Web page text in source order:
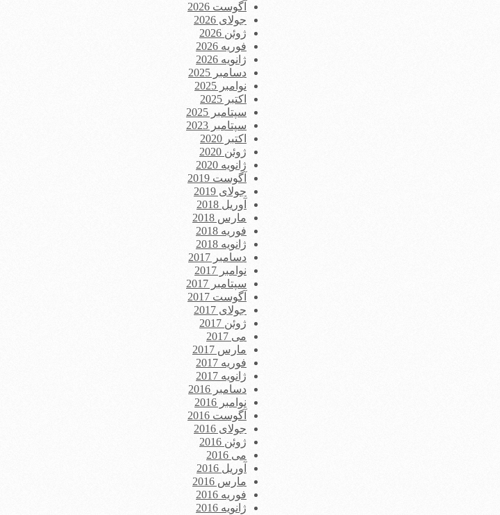
آگوست 2026
جولای 2026
ژوئن 2026
فوریه 2026
ژانویه 2026
دسامبر 2025
نوامبر 2025
اکتبر 2025
سپتامبر 2025
سپتامبر 2023
اکتبر 2020
ژوئن 2020
ژانویه 2020
آگوست 2019
جولای 2019
آوریل 2018
مارس 2018
فوریه 2018
ژانویه 2018
دسامبر 2017
نوامبر 2017
سپتامبر 2017
آگوست 2017
جولای 2017
ژوئن 2017
می 2017
مارس 2017
فوریه 2017
ژانویه 2017
دسامبر 2016
نوامبر 2016
آگوست 2016
جولای 2016
ژوئن 2016
می 2016
آوریل 2016
مارس 2016
فوریه 2016
ژانویه 2016